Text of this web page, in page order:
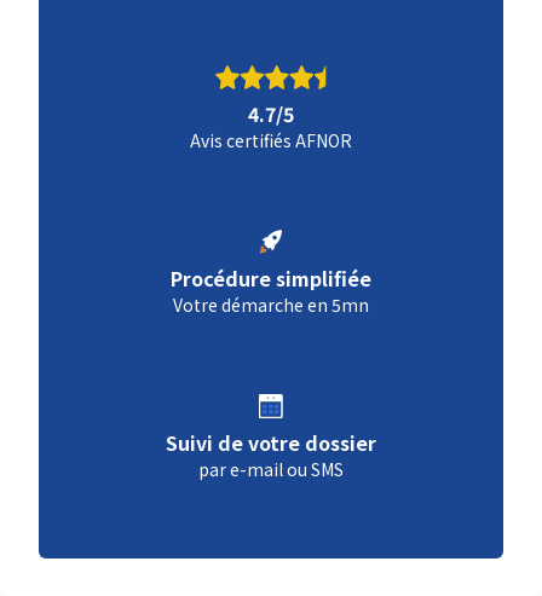
4.7/5
Avis certifiés AFNOR
Procédure simplifiée
Votre démarche en 5mn
Suivi de votre dossier
par e-mail ou SMS